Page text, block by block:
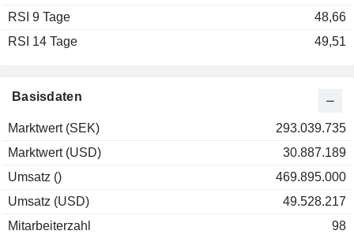
Basisdaten
Marktwert (SEK)
293.039.735
Marktwert (USD)
30.887.189
Umsatz ()
469.895.000
Umsatz (USD)
49.528.217
Mitarbeiterzahl
98
RSI 9 Tage
48,66
RSI 14 Tage
49,51